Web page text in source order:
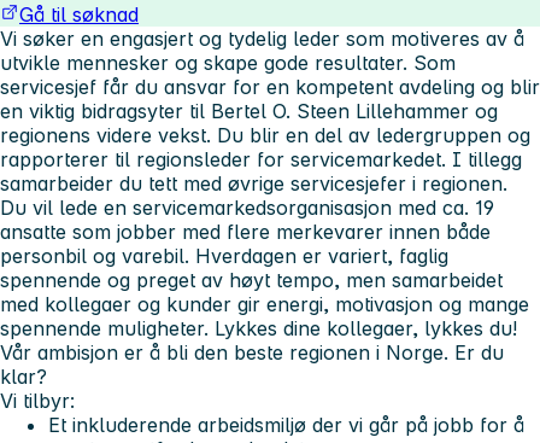
Gå til søknad
Vi søker en engasjert og tydelig leder som motiveres av å
utvikle mennesker og skape gode resultater. Som
servicesjef får du ansvar for en kompetent avdeling og blir
en viktig bidragsyter til Bertel O. Steen Lillehammer og
regionens videre vekst. Du blir en del av ledergruppen og
rapporterer til regionsleder for servicemarkedet. I tillegg
samarbeider du tett med øvrige servicesjefer i regionen.
Du vil lede en servicemarkedsorganisasjon med ca. 19
ansatte som jobber med flere merkevarer innen både
personbil og varebil. Hverdagen er variert, faglig
spennende og preget av høyt tempo, men samarbeidet
med kollegaer og kunder gir energi, motivasjon og mange
spennende muligheter. Lykkes dine kollegaer, lykkes du!
Vår ambisjon er å bli den beste regionen i Norge. Er du
klar?
Vi tilbyr:
Et inkluderende arbeidsmiljø der vi går på jobb for å